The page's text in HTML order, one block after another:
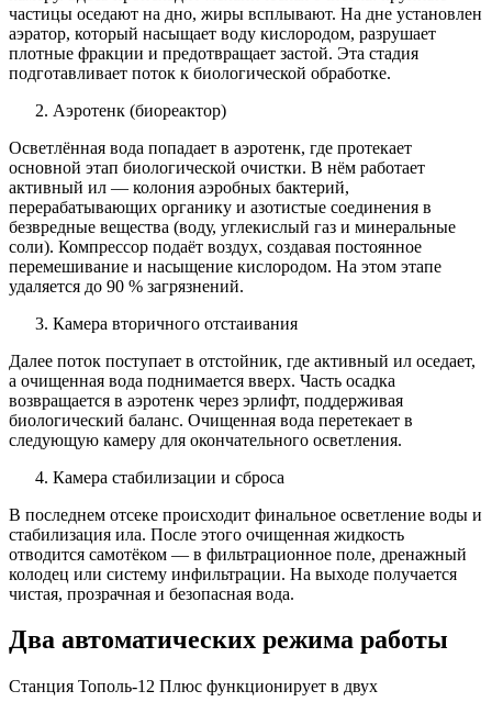
частицы оседают на дно, жиры всплывают. На дне установлен
аэратор, который насыщает воду кислородом, разрушает
плотные фракции и предотвращает застой. Эта стадия
подготавливает поток к биологической обработке.
Аэротенк (биореактор)
Осветлённая вода попадает в аэротенк, где протекает
основной этап биологической очистки. В нём работает
активный ил — колония аэробных бактерий,
перерабатывающих органику и азотистые соединения в
безвредные вещества (воду, углекислый газ и минеральные
соли). Компрессор подаёт воздух, создавая постоянное
перемешивание и насыщение кислородом. На этом этапе
удаляется до 90 % загрязнений.
Камера вторичного отстаивания
Далее поток поступает в отстойник, где активный ил оседает,
а очищенная вода поднимается вверх. Часть осадка
возвращается в аэротенк через эрлифт, поддерживая
биологический баланс. Очищенная вода перетекает в
следующую камеру для окончательного осветления.
Камера стабилизации и сброса
В последнем отсеке происходит финальное осветление воды и
стабилизация ила. После этого очищенная жидкость
отводится самотёком — в фильтрационное поле, дренажный
колодец или систему инфильтрации. На выходе получается
чистая, прозрачная и безопасная вода.
Два автоматических режима работы
Станция Тополь-12 Плюс функционирует в двух